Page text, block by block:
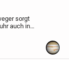
sorgt
auch in
Bewegung
2 Batterien
damit